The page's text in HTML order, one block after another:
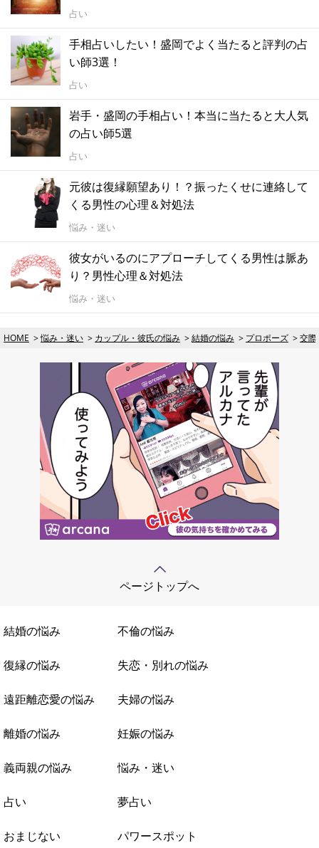
占い
手相占いしたい！盛岡でよく当たると評判の占
い師3選！
占い
岩手・盛岡の手相占い！本当に当たると大人気
の占い師5選
占い
元彼は復縁願望あり！？振ったくせに連絡して
くる男性の心理＆対処法
悩み・迷い
彼女がいるのにアプローチしてくる男性は脈あ
り？男性心理＆対処法
悩み・迷い
HOME 悩み・迷い カップル・彼氏の悩み 結婚の悩み プロポーズ 交
ページトップへ
結婚の悩み 不倫の悩み
復縁の悩み 失恋・別れの悩み
遠距離恋愛の悩み 夫婦の悩み
離婚の悩み 妊娠の悩み
義両親の悩み 悩み・迷い
占い 夢占い
おまじない パワースポット